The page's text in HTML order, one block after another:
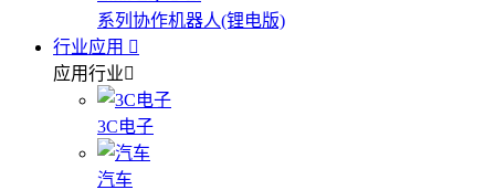
系列协作机器人(锂电版)
行业应用
应用行业
3C电子
汽车